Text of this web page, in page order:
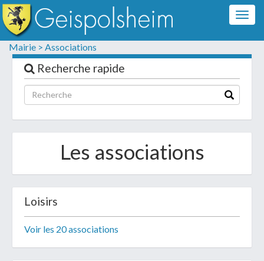
Mairie > Associations
Recherche rapide
Les associations
Loisirs
Voir les 20 associations
Formulaire de contact
Les champs suivis d'un * sont obligatoires
Informations personnelles